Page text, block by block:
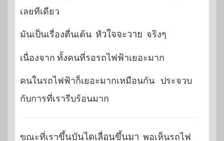
เลยทีเดียว
มันเป็นเรื่องตื่นเต้น หัวใจจะวาย จริงๆ
เนื่องจาก ทั้งคนที่รอรถไฟฟ้าเยอะมาก
คนในรถไฟฟ้าก็เยอะมากเหมือนกัน ประจวบ
กับการที่เรารีบร้อนมาก
ขณะที่เราขึ้นบันไดเลื่อนขึ้นมา พอเห็นรถไฟ